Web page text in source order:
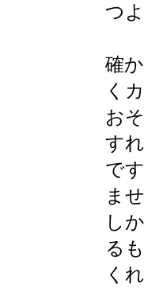
つ
確
く
お
す
で
ま
し
る
く